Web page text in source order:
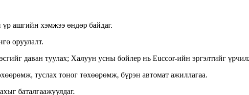
үр ашгийн хэмжээ өндөр байдаг.
оруулалт.
даван туулах; Халуун усны бойлер нь Euccor-ийн эргэлтийг
туслах тоног төхөөрөмж, бүрэн автомат ажиллагаа.
баталгаажуулдаг.